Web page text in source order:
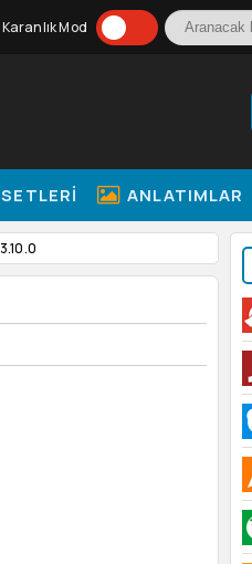
Karanlık Mod
ANLATIMLAR